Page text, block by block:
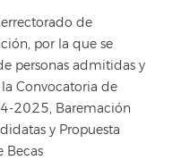
de
por la que se
personas admitidas y
Convocatoria de
2025, Baremación
y Propuesta
Becas